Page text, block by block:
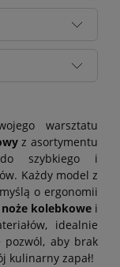
warsztatu
z asortymentu
szybkiego i
Każdy model z
o ergonomii
noże kolebkowe i
idealnie
pozwól, aby brak
kulinarny zapał!